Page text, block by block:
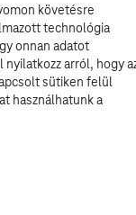
követésre
technológia
onnan adatot
arról, hogy
sütiken felül
használhatunk a